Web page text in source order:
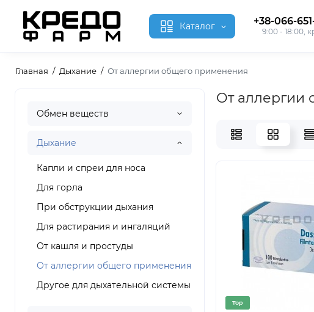
Каталог +38-066-
9:00 - 18:00,
Главная Дыхание От аллергии общего применения
Обмен веществ
Дыхание
Капли и спреи для носа
Для горла
При обструкции дыхания
Для растирания и ингаляций
От кашля и простуды
От аллергии общего применения
Другое для дыхательной системы
От аллергии
Top